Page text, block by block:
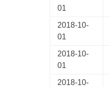
01
2018-10-
01
2018-10-
01
2018-10-